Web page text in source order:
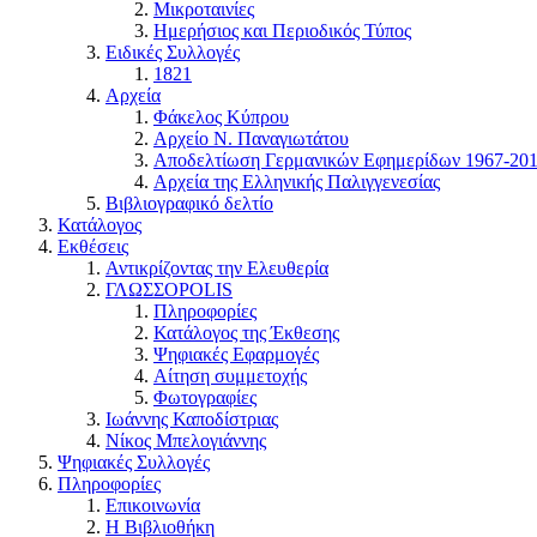
Μικροταινίες
Ημερήσιος και Περιοδικός Τύπος
Ειδικές Συλλογές
1821
Αρχεία
Φάκελος Κύπρου
Αρχείο Ν. Παναγιωτάτου
Αποδελτίωση Γερμανικών Εφημερίδων 1967-
Αρχεία της Ελληνικής Παλιγγενεσίας
Βιβλιογραφικό δελτίο
Κατάλογος
Εκθέσεις
Αντικρίζοντας την Ελευθερία
ΓΛΩΣΣΟPOLIS
Πληροφορίες
Κατάλογος της Έκθεσης
Ψηφιακές Εφαρμογές
Αίτηση συμμετοχής
Φωτογραφίες
Ιωάννης Καποδίστριας
Νίκος Μπελογιάννης
Ψηφιακές Συλλογές
Πληροφορίες
Επικοινωνία
Η Βιβλιοθήκη